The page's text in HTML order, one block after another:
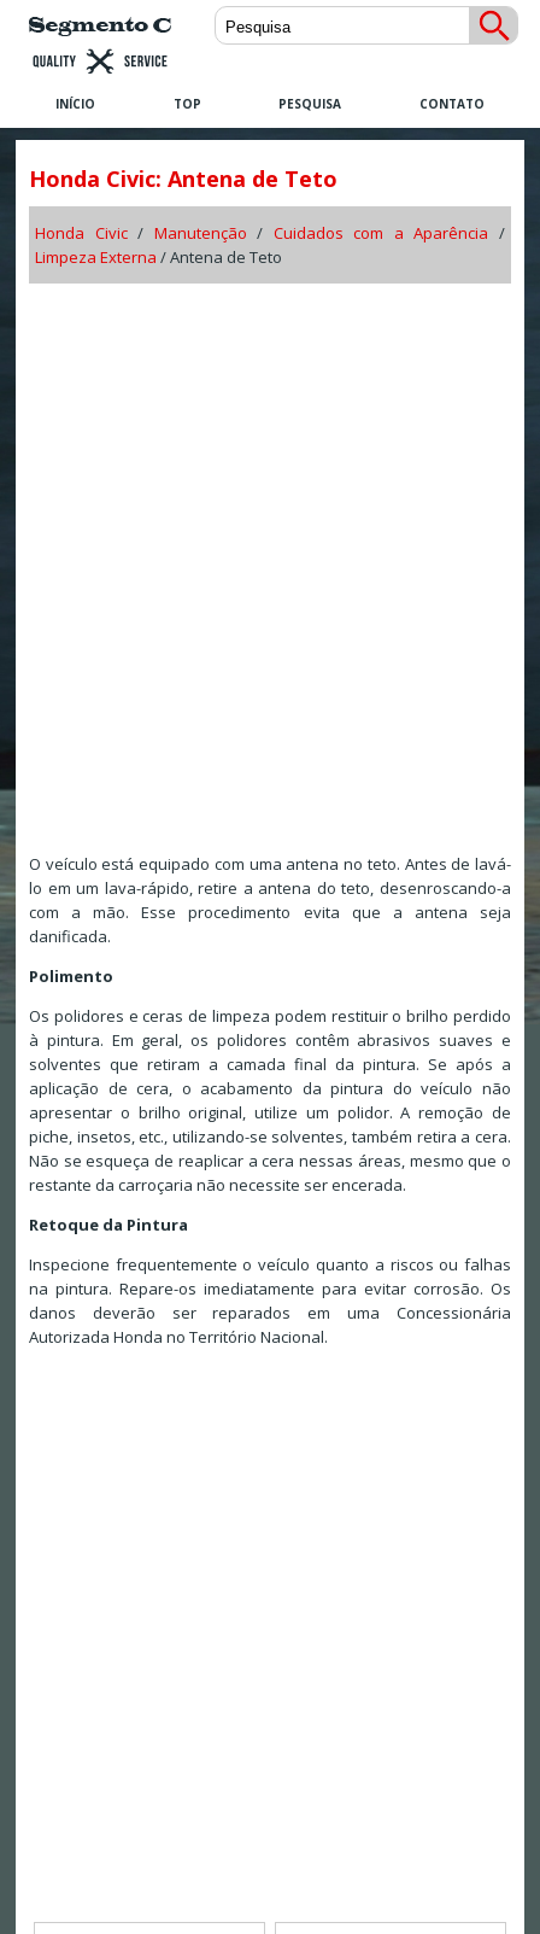
INÍCIO TOP PESQUISA CONTATO
Honda Civic: Antena de Teto
Honda Civic/ Manutenção / Cuidados com a Aparência /
Limpeza Externa / Antena de Teto
O veículo está equipado com uma antena no teto. Antes de lavá-
lo em um lava-rápido, retire a antena do teto, desenroscando-a
com a mão. Esse procedimento evita que a antena seja
danificada.
Polimento
Os polidores e ceras de limpeza podem restituir o brilho perdido
à pintura. Em geral, os polidores contêm abrasivos suaves e
solventes que retiram a camada final da pintura. Se após a
aplicação de cera, o acabamento da pintura do veículo não
apresentar o brilho original, utilize um polidor. A remoção de
piche, insetos, etc., utilizando-se solventes, também retira a cera.
Não se esqueça de reaplicar a cera nessas áreas, mesmo que o
restante da carroçaria não necessite ser encerada.
Retoque da Pintura
Inspecione frequentemente o veículo quanto a riscos ou falhas
na pintura. Repare-os imediatamente para evitar corrosão. Os
danos deverão ser reparados em uma Concessionária
Autorizada Honda no Território Nacional.